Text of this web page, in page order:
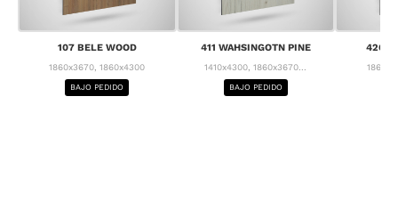
107 BELE WOOD
1860x3670, 1860x4300
BAJO PEDIDO
411 WAHSINGOTN PINE
1410x4300, 1860x3670...
BAJO PEDIDO
426